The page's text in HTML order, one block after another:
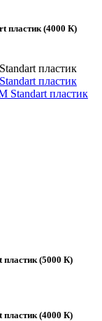
пластик (4000 К)
пластик
пластик
(5000 К)
(4000 К)